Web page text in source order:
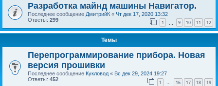
Разработка майнд машины Навигатор.
Последнее сообщение ДмитрийК « Чт дек 17, 2020 13:32
Ответы: 299 1 9 10 11 12
Темы
Перепрограммирование прибора. Новая
версия прошивки
Последнее сообщение Кукловод « Вс дек 29, 2024 19:27
Ответы: 452 1 … 16 17 18 19